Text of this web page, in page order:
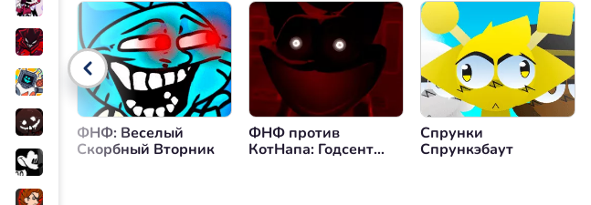
ФНФ: Веселый
Скорбный Вторник
ФНФ против
КотНапа: Годсент
Спрунки
Спрункэбаут